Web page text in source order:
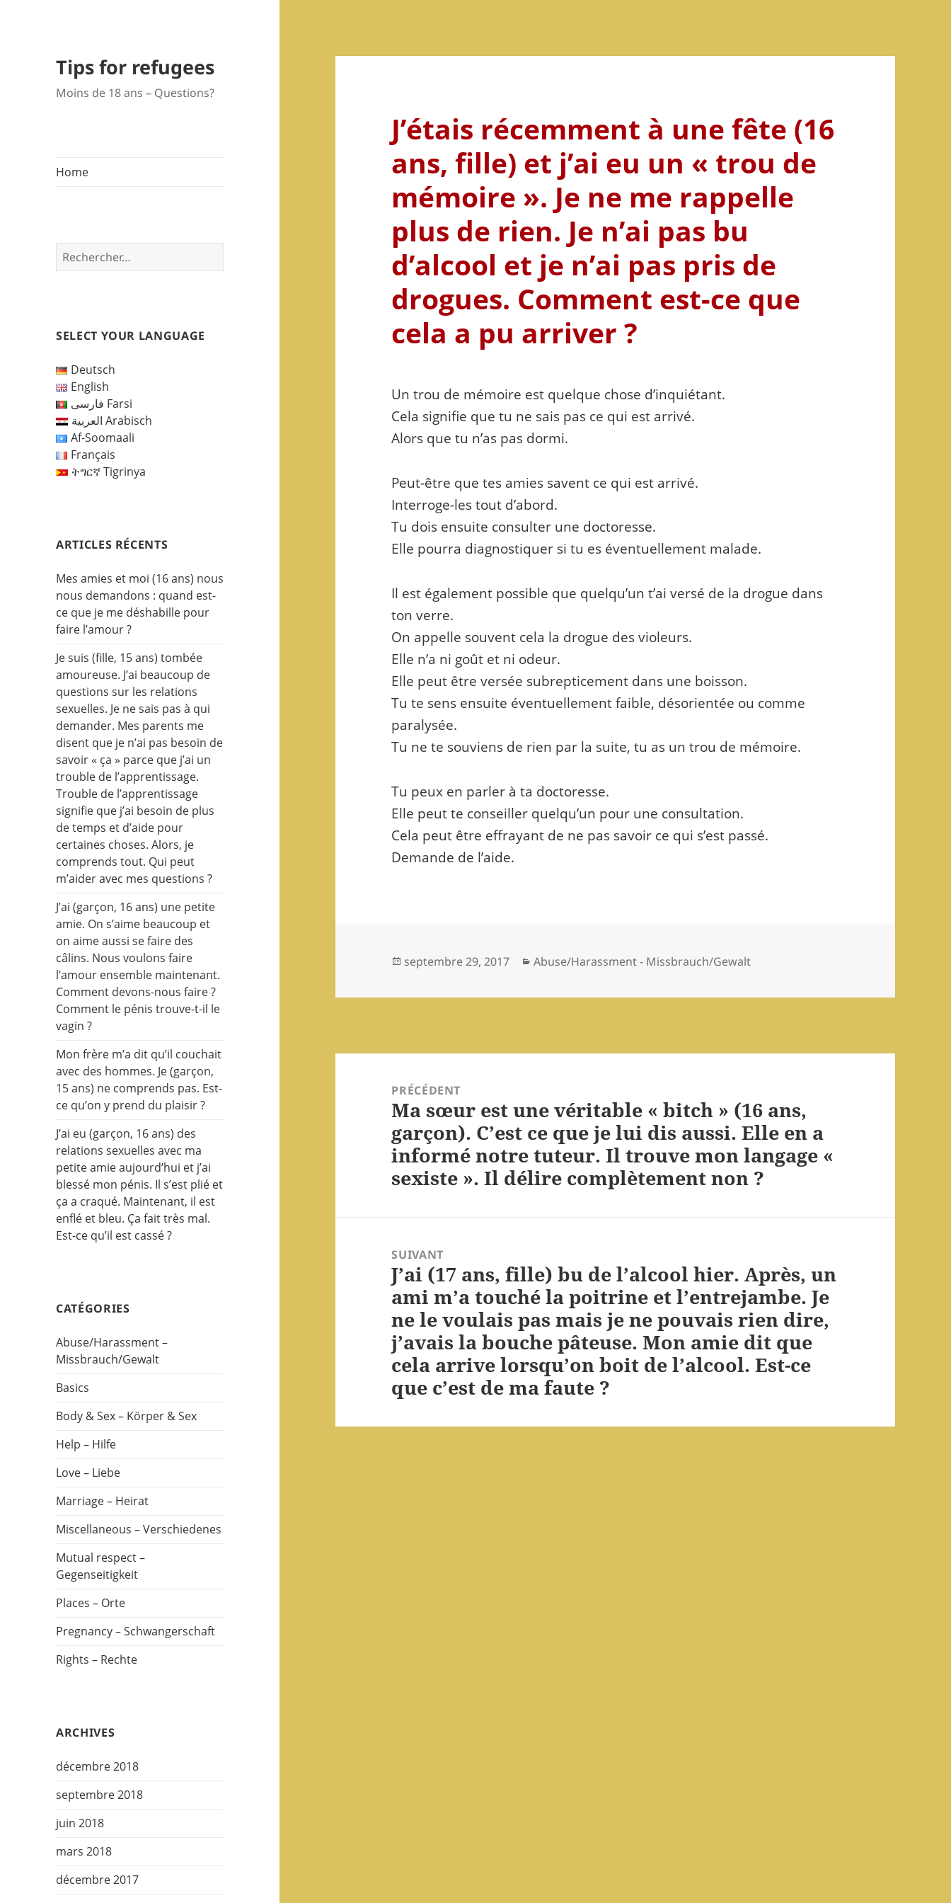
Tips for refugees
Moins de 18 ans – Questions?
Home
Rechercher :
SELECT YOUR LANGUAGE
Deutsch
English
فارسی Farsi
العربية Arabisch
Af-Soomaali
Français
ትግርኛ Tigrinya
ARTICLES RÉCENTS
Mes amies et moi (16 ans) nous
nous demandons : quand est-
ce que je me déshabille pour
faire l’amour ?
Je suis (fille, 15 ans) tombée
amoureuse. J’ai beaucoup de
questions sur les relations
sexuelles. Je ne sais pas à qui
demander. Mes parents me
disent que je n’ai pas besoin de
savoir « ça » parce que j’ai un
trouble de l’apprentissage.
Trouble de l’apprentissage
signifie que j’ai besoin de plus
de temps et d’aide pour
certaines choses. Alors, je
comprends tout. Qui peut
m’aider avec mes questions ?
J’ai (garçon, 16 ans) une petite
amie. On s’aime beaucoup et
on aime aussi se faire des
câlins. Nous voulons faire
l’amour ensemble maintenant.
Comment devons-nous faire ?
Comment le pénis trouve-t-il le
vagin ?
Mon frère m’a dit qu’il couchait
avec des hommes. Je (garçon,
15 ans) ne comprends pas. Est-
ce qu’on y prend du plaisir ?
J’ai eu (garçon, 16 ans) des
relations sexuelles avec ma
petite amie aujourd’hui et j’ai
blessé mon pénis. Il s’est plié et
ça a craqué. Maintenant, il est
enflé et bleu. Ça fait très mal.
Est-ce qu’il est cassé ?
CATÉGORIES
Abuse/Harassment –
Missbrauch/Gewalt
Basics
Body & Sex – Körper & Sex
Help – Hilfe
Love – Liebe
Marriage – Heirat
Miscellaneous – Verschiedenes
Mutual respect –
Gegenseitigkeit
Places – Orte
Pregnancy – Schwangerschaft
Rights – Rechte
ARCHIVES
décembre 2018
septembre 2018
juin 2018
mars 2018
décembre 2017
J’étais récemment à une fête (16
ans, fille) et j’ai eu un « trou de
mémoire ». Je ne me rappelle
plus de rien. Je n’ai pas bu
d’alcool et je n’ai pas pris de
drogues. Comment est-ce que
cela a pu arriver ?
Un trou de mémoire est quelque chose d’inquiétant.
Cela signifie que tu ne sais pas ce qui est arrivé.
Alors que tu n’as pas dormi.
Peut-être que tes amies savent ce qui est arrivé.
Interroge-les tout d’abord.
Tu dois ensuite consulter une doctoresse.
Elle pourra diagnostiquer si tu es éventuellement malade.
Il est également possible que quelqu’un t’ai versé de la drogue dans
ton verre.
On appelle souvent cela la drogue des violeurs.
Elle n’a ni goût et ni odeur.
Elle peut être versée subrepticement dans une boisson.
Tu te sens ensuite éventuellement faible, désorientée ou comme
paralysée.
Tu ne te souviens de rien par la suite, tu as un trou de mémoire.
Tu peux en parler à ta doctoresse.
Elle peut te conseiller quelqu’un pour une consultation.
Cela peut être effrayant de ne pas savoir ce qui s’est passé.
Demande de l’aide.
Publié
septembre 29, 2017 Catégories
Abuse/Harassment - Missbrauch/Gewalt
PRÉCÉDENT
Article
précédent :
Ma sœur est une véritable « bitch » (16 ans,
garçon). C’est ce que je lui dis aussi. Elle en a
informé notre tuteur. Il trouve mon langage «
sexiste ». Il délire complètement non ?
SUIVANT
Article
suivant :
J’ai (17 ans, fille) bu de l’alcool hier. Après, un
ami m’a touché la poitrine et l’entrejambe. Je
ne le voulais pas mais je ne pouvais rien dire,
j’avais la bouche pâteuse. Mon amie dit que
cela arrive lorsqu’on boit de l’alcool. Est-ce
que c’est de ma faute ?